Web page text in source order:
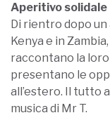
Aperitivo solidale
Di rientro dopo
Kenya e in
raccontano la loro
presentano le
all’estero. Il tutto
musica di Mr T.